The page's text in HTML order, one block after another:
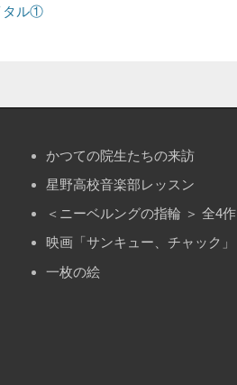
タル①
かつての院生たちの来訪
星野高校音楽部レッスン
＜ニーベルングの指輪 ＞ 全4作
映画「サンキュー、チャック」
一枚の絵